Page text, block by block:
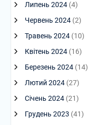
Липень 2024(4)
Червень 2024(2)
Травень 2024(10)
Квітень 2024(16)
Березень 2024(14)
Лютий 2024(27)
Січень 2024(21)
Грудень 2023 (41)